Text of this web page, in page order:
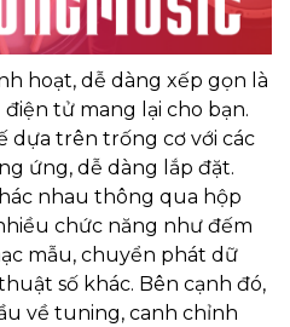
hoạt, dễ dàng xếp gọn là
tử mang lại cho bạn.
dựa trên trống cơ với các
ứng, dễ dàng lắp đặt.
nhau thông qua hộp
chức năng như đếm
mẫu, chuyển phát dữ
số khác. Bên cạnh đó,
về tuning, canh chỉnh